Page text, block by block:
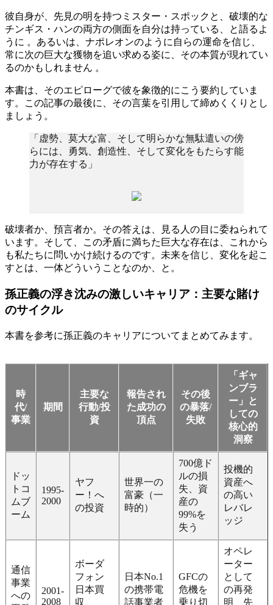
彼自身が、先見の明を持つミスター・スポックと、破壊的な
チンギス・ハンの両方の側面を自分は持っている、と語るよ
うに 。あるいは、ナポレオンのように自らの運命を信じ、
常に次の巨大な獲物を追い求める姿に、その本質が現れてい
るのかもしれません 。
本書は、そのエピローグで彼を象徴的にこう要約していま
す。この記事の最後に、その言葉を引用して締めくくりとし
ましょう。
「虚勢、莫大な富、そして明らかな無駄遣いの傍
らには、勇気、創造性、そして変化をもたらす能
力が存在する」
破壊者か、預言者か。その答えは、見る人の目に委ねられて
います。そして、この矛盾に満ちた巨大な存在は、これから
も私たちに問いかけ続けるのです。未来を信じ、変化を起こ
すとは、一体どういうことなのか、と。
孫正義の浮き沈みの激しいキャリア：主要な賭け
のサイクル
本書を参考に孫正義のキャリアについてまとめてみます。
時
代/
事業
期間
主要な
行動/投
資
報告され
た成功の
頂点
その後
の暴落/
失敗
「ギャ
ンブラ
ー」と
しての
核心的
洞察
ドッ
トコ
ムブ
ーム
1995-
2000
ヤフ
ー！へ
の投資
世界一の
富豪（一
時的）
700億ド
ルの損
失、資
産の
99%を
失う
投機的
資産へ
の高い
レバレ
ッジ
通信
事業
への
2001-
2008
ボーダ
フォン
日本買
収、
日本No.1
の携帯電
話事業者
GFCの
危機を
乗り切
オペレ
ーター
として
の再発
明、先